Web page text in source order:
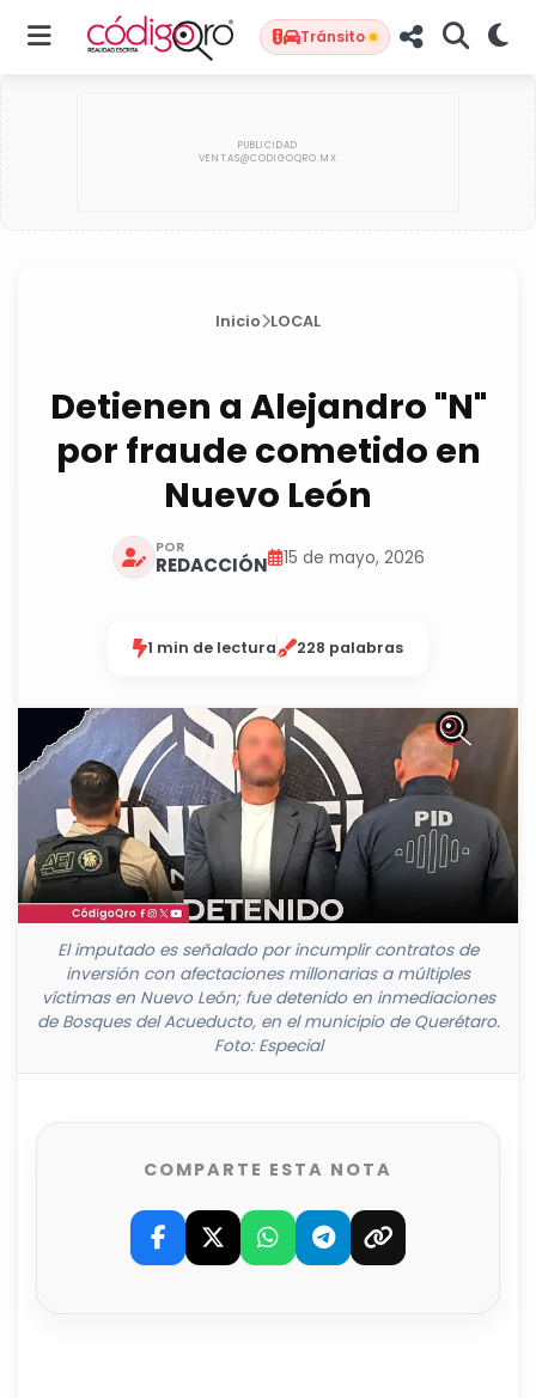
Tránsito
Inicio LOCAL
Detienen a Alejandro "N"
por fraude cometido en
Nuevo León
POR
REDACCIÓN 15 de mayo, 2026
1 min de lectura 228 palabras
El imputado es señalado por incumplir contratos de
inversión con afectaciones millonarias a múltiples
víctimas en Nuevo León; fue detenido en inmediaciones
de Bosques del Acueducto, en el municipio de Querétaro.
Foto: Especial
COMPARTE ESTA NOTA